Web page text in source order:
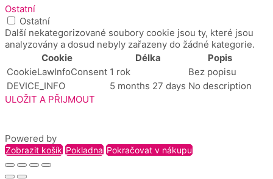
Ostatní
Ostatní
Další nekategorizované soubory cookie jsou ty, které jsou
analyzovány a dosud nebyly zařazeny do žádné kategorie.
Cookie
Délka
Popis
CookieLawInfoConsent 1 rok
Bez popisu
DEVICE_INFO
5 months 27 days No description
ULOŽIT A PŘIJMOUT
Powered by
Zobrazit košík Pokladna Pokračovat v nákupu